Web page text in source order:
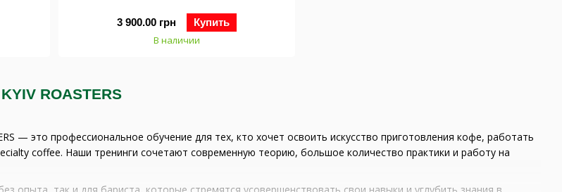
ROASTERS
— это профессиональное обучение для тех, кто хочет освоить искусство приготовления кофе, работать
coffee. Наши тренинги сочетают современную теорию, большое количество практики и работу на
3 900.00 грн Купить
В наличии